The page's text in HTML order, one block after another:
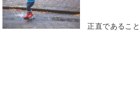
正直であること